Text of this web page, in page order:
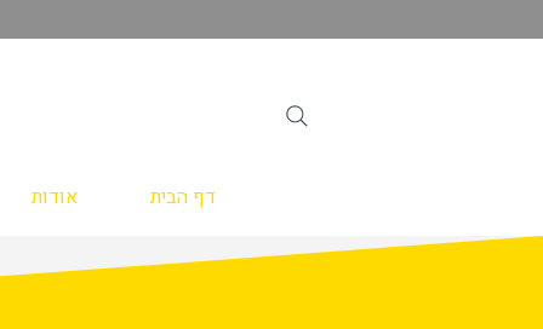
דף הבית אודות